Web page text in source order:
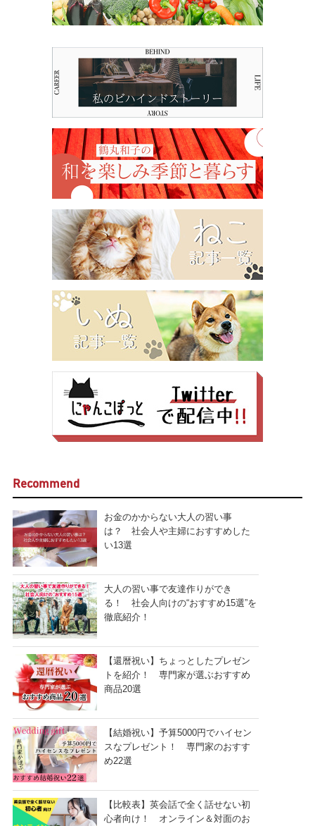
Recommend
お金のかからない大人の習い事
は？ 社会人や主婦におすすめした
い13選
大人の習い事で友達作りができ
る！ 社会人向けの“おすすめ15選”を
徹底紹介！
【還暦祝い】ちょっとしたプレゼン
トを紹介！ 専門家が選ぶおすすめ
商品20選
【結婚祝い】予算5000円でハイセン
スなプレゼント！ 専門家のおすす
め22選
【比較表】英会話で全く話せない初
心者向け！ オンライン＆対面のお